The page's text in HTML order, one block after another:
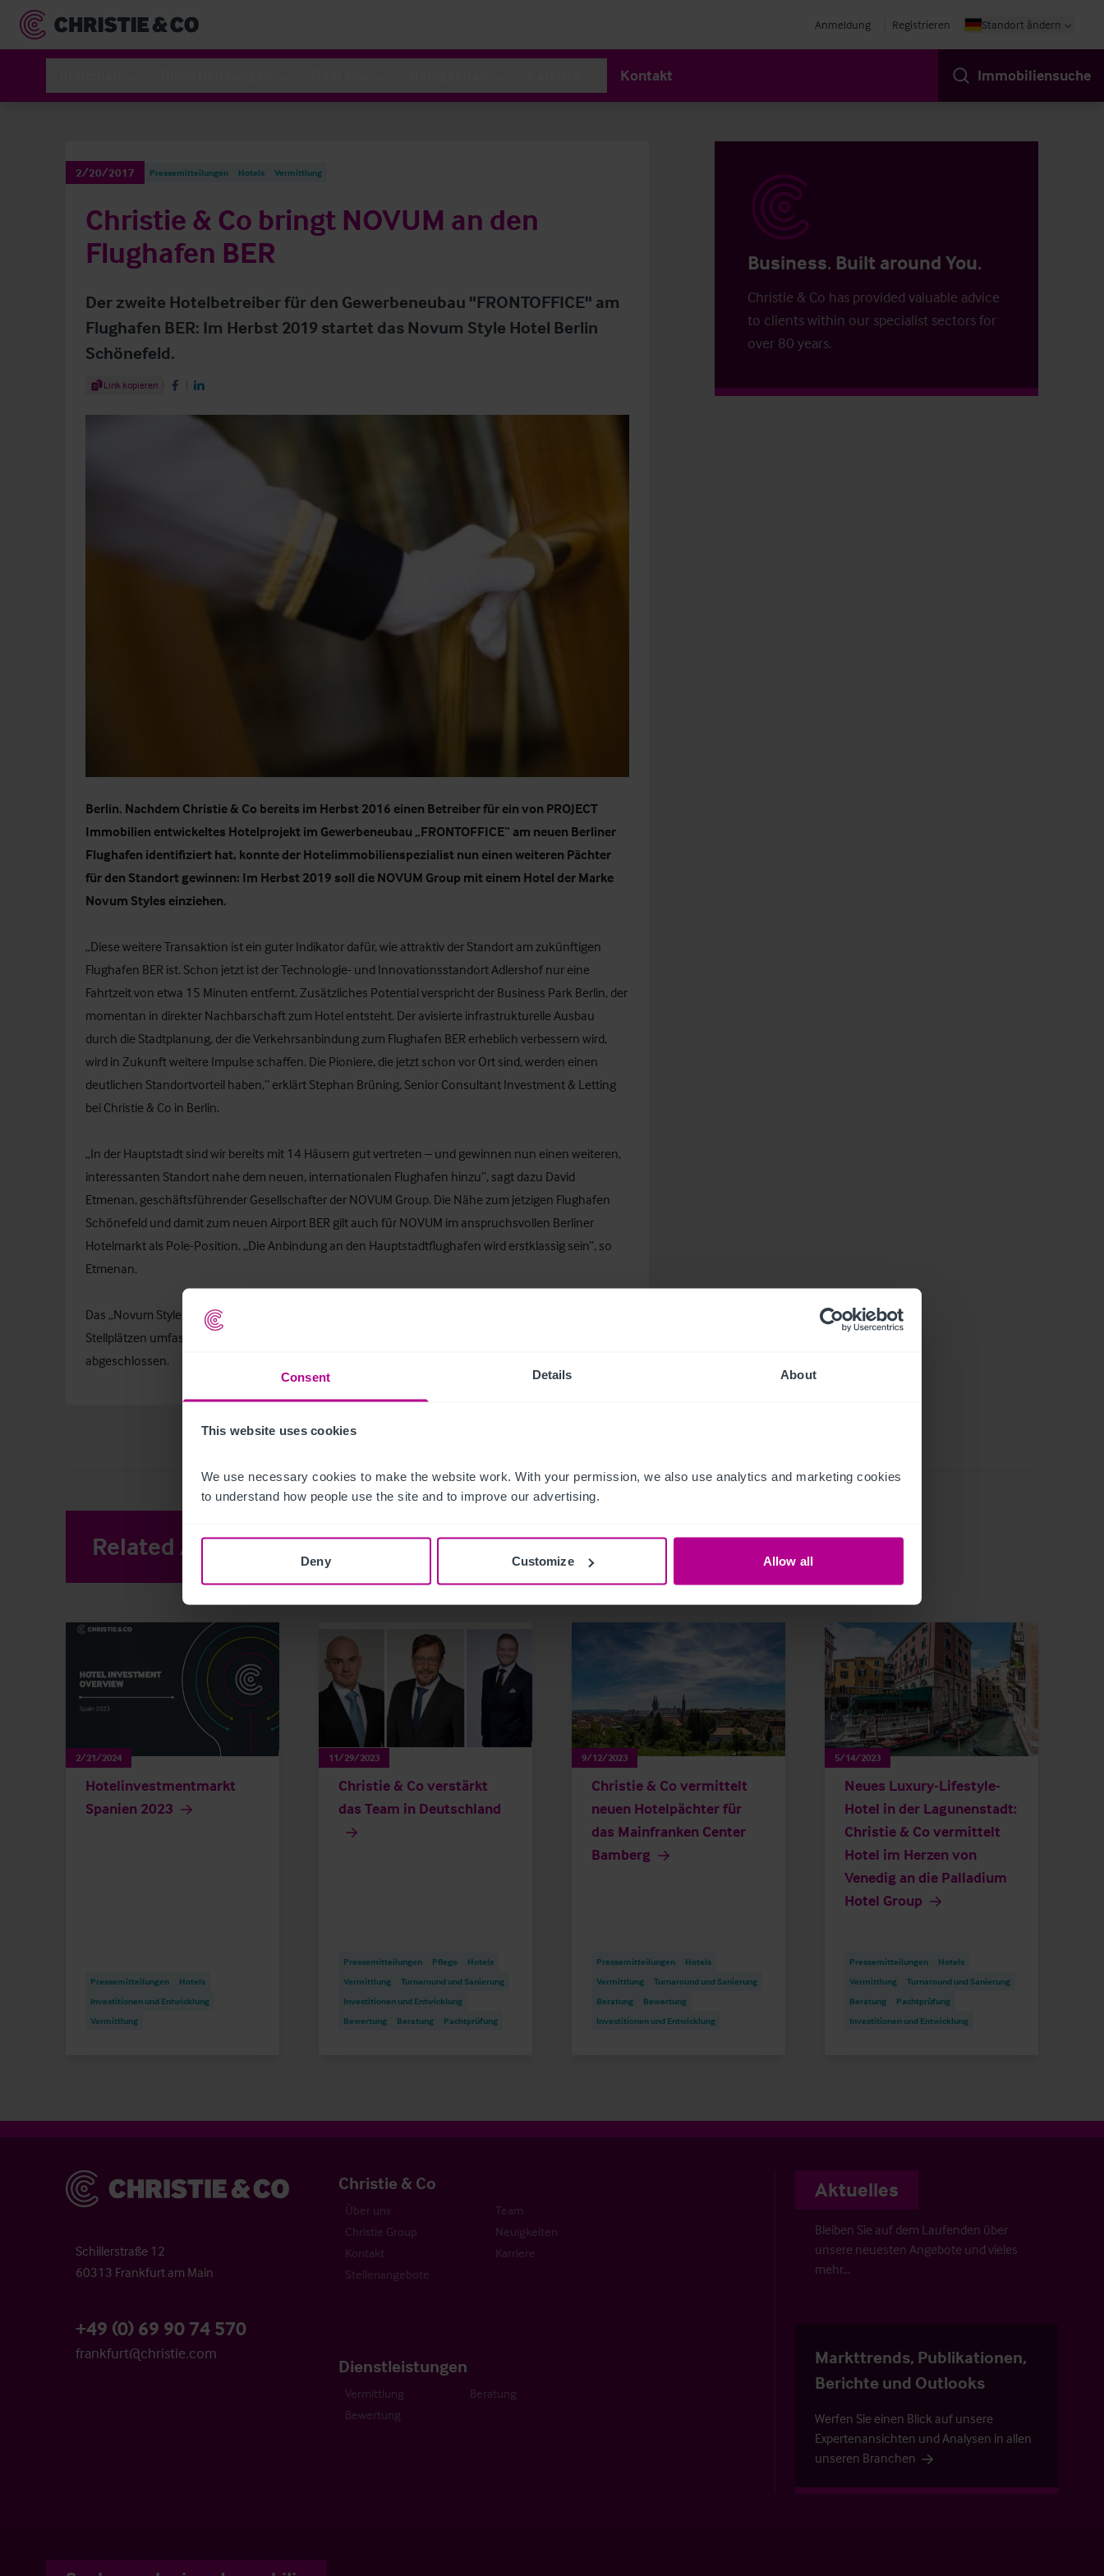
Consent Details About
This website uses cookies
We use necessary cookies to make the website work. With your permission, we also use analytics and marketing cookies
to understand how people use the site and to improve our advertising.
Deny Customize Allow all
Anmeldung Registrieren Standort ändern
Kontakt Immobiliensuche
2/20/2017 Pressemitteilungen Hotels Vermittlung
Christie & Co bringt NOVUM an den
Flughafen BER
Der zweite Hotelbetreiber für den Gewerbeneubau "FRONTOFFICE" am
Flughafen BER: Im Herbst 2019 startet das Novum Style Hotel Berlin
Schönefeld.
Share Article
Link kopieren Share on Facebook
Share on LinkedIn
Business. Built around You.
Christie & Co has provided valuable advice
to clients within our specialist sectors for
over 80 years.
Berlin. Nachdem Christie & Co bereits im Herbst 2016 einen Betreiber für ein von PROJECT
Immobilien entwickeltes Hotelprojekt im Gewerbeneubau „FRONTOFFICE“ am neuen Berliner
Flughafen identifiziert hat, konnte der Hotelimmobilienspezialist nun einen weiteren Pächter
für den Standort gewinnen: Im Herbst 2019 soll die NOVUM Group mit einem Hotel der Marke
Novum Styles einziehen.
„Diese weitere Transaktion ist ein guter Indikator dafür, wie attraktiv der Standort am zukünftigen
Flughafen BER ist. Schon jetzt ist der Technologie- und Innovationsstandort Adlershof nur eine
Fahrtzeit von etwa 15 Minuten entfernt. Zusätzliches Potential verspricht der Business Park Berlin, der
momentan in direkter Nachbarschaft zum Hotel entsteht. Der avisierte infrastrukturelle Ausbau
durch die Stadtplanung, der die Verkehrsanbindung zum Flughafen BER erheblich verbessern wird,
wird in Zukunft weitere Impulse schaffen. Die Pioniere, die jetzt schon vor Ort sind, werden einen
deutlichen Standortvorteil haben,“ erklärt Stephan Brüning, Senior Consultant Investment & Letting
bei Christie & Co in Berlin.
„In der Hauptstadt sind wir bereits mit 14 Häusern gut vertreten – und gewinnen nun einen weiteren,
interessanten Standort nahe dem neuen, internationalen Flughafen hinzu“, sagt dazu David
Etmenan, geschäftsführender Gesellschafter der NOVUM Group. Die Nähe zum jetzigen Flughafen
Schönefeld und damit zum neuen Airport BER gilt auch für NOVUM im anspruchsvollen Berliner
Hotelmarkt als Pole-Position. „Die Anbindung an den Hauptstadtflughafen wird erstklassig sein“, so
Etmenan.
Das „Novum Style Hotel Berlin Airport Schönefeld“ soll 168 Zimmer und eine Tiefgarage mit 27
Stellplätzen umfassen. Der Pachtvertrag wurde zunächst auf 20 Jahre mit Verlängerungsoption
abgeschlossen.
Related Articles View other related news and insights
2/21/2024
Hotelinvestmentmarkt
Spanien 2023
Pressemitteilungen
Hotels
Investitionen und Entwicklung
Vermittlung
11/29/2023
Christie & Co verstärkt
das Team in Deutschland
Pressemitteilungen Pflege
Hotels
Vermittlung
Turnaround und Sanierung
Investitionen und Entwicklung
Bewertung
Beratung Pachtprüfung
9/12/2023
Christie & Co vermittelt
neuen Hotelpächter für
das Mainfranken Center
Bamberg
Pressemitteilungen
Hotels
Vermittlung
Turnaround und Sanierung
Beratung
Bewertung
Investitionen und Entwicklung
5/14/2023
Neues Luxury-Lifestyle-
Hotel in der Lagunenstadt:
Christie & Co vermittelt
Hotel im Herzen von
Venedig an die Palladium
Hotel Group
Pressemitteilungen
Hotels
Vermittlung
Turnaround und Sanierung
Beratung
Pachtprüfung
Investitionen und Entwicklung
Christie & Co
Schillerstraße 12
60313 Frankfurt am Main
+49 (0) 69 90 74 570
frankfurt@christie.com
Christie & Co
Über uns
Team
Christie Group
Neuigkeiten
Kontakt
Karriere
Stellenangebote
Dienstleistungen
Vermittlung
Beratung
Bewertung
Aktuelles
Bleiben Sie auf dem Laufenden über
unsere neuesten Angebote und vieles
mehr…
Markttrends, Publikationen,
Berichte und Outlooks
Werfen Sie einen Blick auf unsere
Expertenansichten und Analysen in allen
unseren Branchen